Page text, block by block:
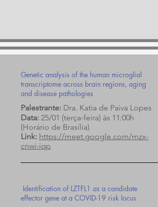
Genetic analysis of the human microglial
transcriptome across brain regions, aging
and disease pathologies
Palestrante: Dra. Katia de Paiva Lopes
Data: 25/01 (terça-feira) às 11:00h
(Horário de Brasília)
Link: https://meet.google.com/mzx-
cnwi-iqp
Identification of LZTFL1 as a candidate
effector gene at a COVID-19 risk locus